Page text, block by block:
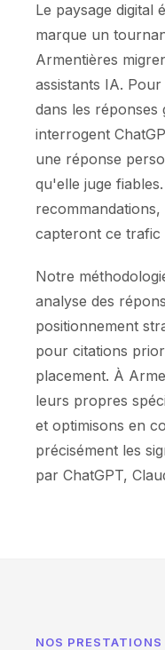
Le paysage digital
marque un
Armentières
assistants IA.
dans les réponses
interrogent
une réponse
qu'elle juge
capteront ce trafic
Notre
analyse des
positionnement
pour citations
placement. À
leurs propres
et optimisons en
précisément les
par ChatGPT,
NOS PRESTATIONS